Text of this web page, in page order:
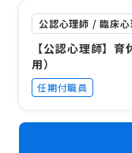
公認心理師 / 臨床
【公認心理師】
用）
任期付職員